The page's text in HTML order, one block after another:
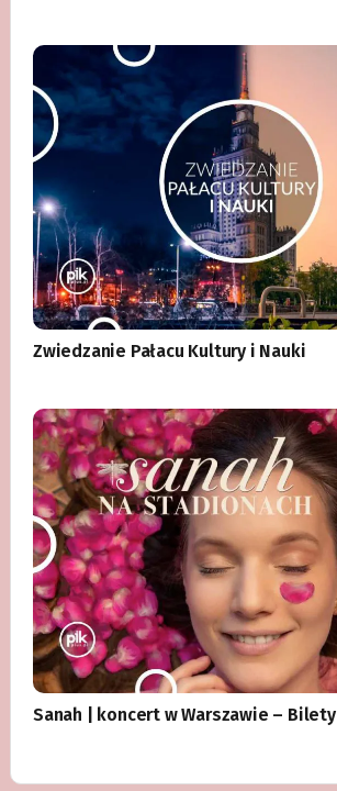
Zwiedzanie Pałacu Kultury i Nauki
Sanah | koncert w Warszawie – Bilety